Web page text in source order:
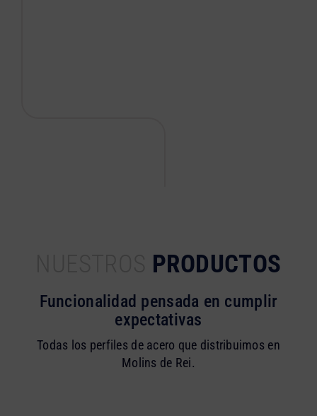
PRODUCTOS
Funcionalidad pensada en cumplir
expectativas
Todas los perfiles de acero que distribuimos en
Molins de Rei.